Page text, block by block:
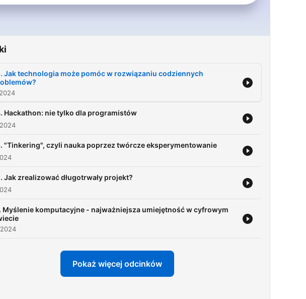
Jak technologia może pomóc w rozwiązaniu codziennych
Hackathon: nie tylko dla programistów
"Tinkering", czyli nauka poprzez twórcze eksperymentowanie
Jak zrealizować długotrwały projekt?
Myślenie komputacyjne - najważniejsza umiejętność w cyfrowym
Pokaż więcej odcinków